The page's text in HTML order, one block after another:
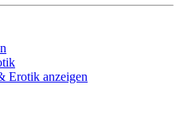
Erotik anzeigen